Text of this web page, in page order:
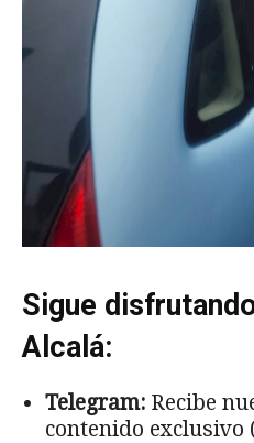
Sigue
Alcalá:
Telegram: Recibe
contenido exclusivo